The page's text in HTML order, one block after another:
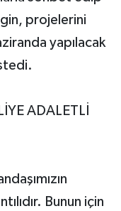
projelerini
yapılacak
ADALETLİ
Bunun için